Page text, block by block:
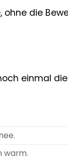
die
einmal
warm.